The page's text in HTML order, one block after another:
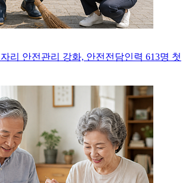
리 안전관리 강화, 안전전담인력 613명 첫